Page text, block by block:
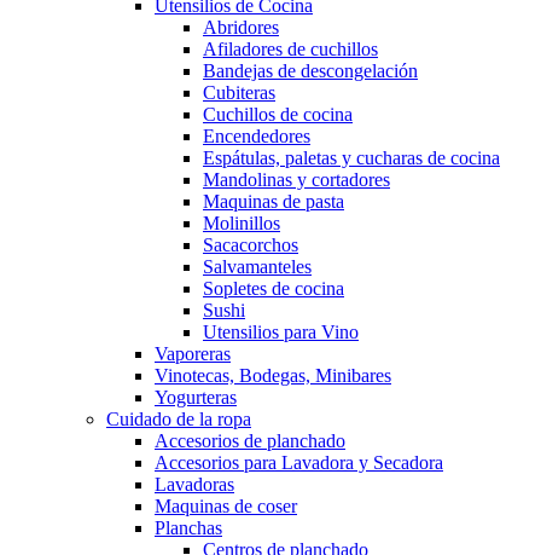
Utensilios de Cocina
Abridores
Afiladores de cuchillos
Bandejas de descongelación
Cubiteras
Cuchillos de cocina
Encendedores
Espátulas, paletas y cucharas de cocina
Mandolinas y cortadores
Maquinas de pasta
Molinillos
Sacacorchos
Salvamanteles
Sopletes de cocina
Sushi
Utensilios para Vino
Vaporeras
Vinotecas, Bodegas, Minibares
Yogurteras
Cuidado de la ropa
Accesorios de planchado
Accesorios para Lavadora y Secadora
Lavadoras
Maquinas de coser
Planchas
Centros de planchado